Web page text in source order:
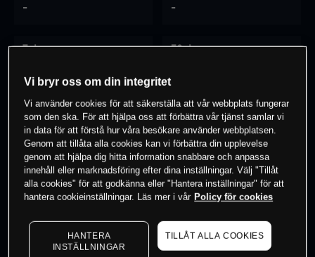
- -
7 dagar 30 dagar
0% av kunderna har en position i detta
instrument
Börja handla
Vi bryr oss om din integritet
Vi använder cookies för att säkerställa att vår webbplats fungerar
som den ska. För att hjälpa oss att förbättra vår tjänst samlar vi
in data för att förstå hur våra besökare använder webbplatsen.
Genom att tillåta alla cookies kan vi förbättra din upplevelse
genom att hjälpa dig hitta information snabbare och anpassa
innehåll eller marknadsföring efter dina inställningar. Välj "Tillåt
alla cookies" för att godkänna eller "Hantera inställningar" för att
hantera cookieinställningar. Läs mer i vår Policy för cookies
HANTERA
INSTÄLLNINGAR
TILLÅT ALLA COOKIES